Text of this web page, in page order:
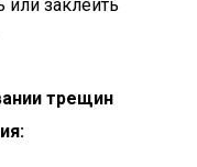
или заклеить
трещин